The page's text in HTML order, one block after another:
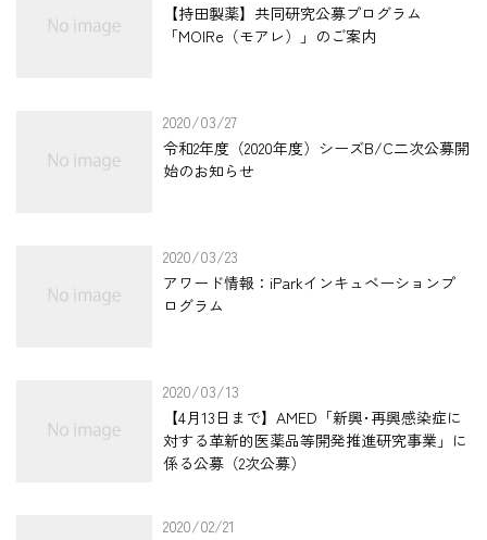
【持田製薬】共同研究公募プログラム
「MOIRe（モアレ）」のご案内
2020/03/27
令和2年度（2020年度）シーズB/C二次公募開
始のお知らせ
2020/03/23
アワード情報：iParkインキュベーションプ
ログラム
2020/03/13
【4月13日まで】AMED「新興･再興感染症に
対する革新的医薬品等開発推進研究事業」に
係る公募（2次公募）
2020/02/21